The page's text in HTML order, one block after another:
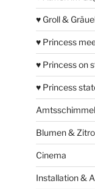
♥ Groll &
♥ Princess
♥ Princess on
♥ Princess
Amtsschimmel
Blumen &
Cinema
Installation &